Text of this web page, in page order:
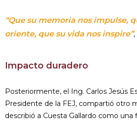
“Que su memoria nos impulse,
oriente, que su vida nos inspire”,
Impacto duradero
Posteriormente, el Ing. Carlos Jesús
Presidente de la FEJ, compartió otro
describió a Cuesta Gallardo como una